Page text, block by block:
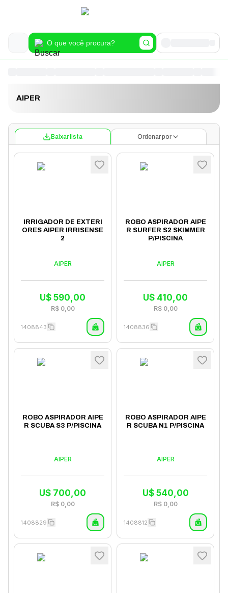
AIPER
Baixar lista Ordenar por
IRRIGADOR DE EXTERI
ORES AIPER IRRISENSE
2
AIPER
U$ 590,00
R$ 0,00
1408843
ROBO ASPIRADOR AIPE
R SURFER S2 SKIMMER
P/PISCINA
AIPER
U$ 410,00
R$ 0,00
1408836
ROBO ASPIRADOR AIPE
R SCUBA S3 P/PISCINA
AIPER
U$ 700,00
R$ 0,00
1408829
ROBO ASPIRADOR AIPE
R SCUBA N1 P/PISCINA
AIPER
U$ 540,00
R$ 0,00
1408812